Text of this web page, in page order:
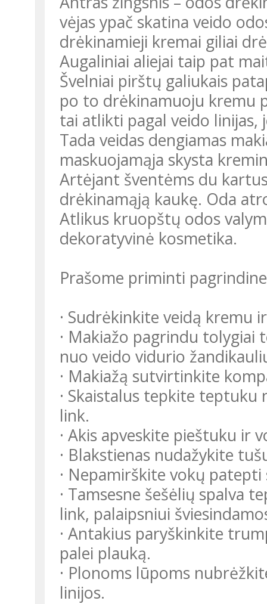
vėjas ypač skatina veido
drėkinamieji kremai giliai
Augaliniai aliejai taip pat
Švelniai pirštų galiukais
po to drėkinamuoju kremu
tai atlikti pagal veido
Tada veidas dengiamas
maskuojamąja skysta
Artėjant šventėms du
drėkinamąją kaukę. Oda
Atlikus kruopštų odos
dekoratyvinė kosmetika.
Prašome priminti
· Sudrėkinkite veidą kremu
· Makiažo pagrindu
nuo veido vidurio
· Makiažą sutvirtinkite
· Skaistalus tepkite teptuku
link.
· Akis apveskite pieštuku ir
· Blakstienas nudažykite
· Nepamirškite vokų
· Tamsesne šešėlių spalva
link, palaipsniui
· Antakius paryškinkite
palei plauką.
· Plonoms lūpoms
linijos.